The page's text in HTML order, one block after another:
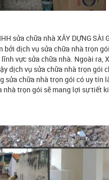
sửa chữa nhà XÂY DỰNG SÀI
bởi dịch vụ sửa chữa nhà trọn
vực sửa chữa nhà. Ngoài ra,
dịch vụ sửa chữa nhà trọn gói
sửa chữa nhà trọn gói có uy tín
nhà trọn gói sẽ mang lợi sự tiết